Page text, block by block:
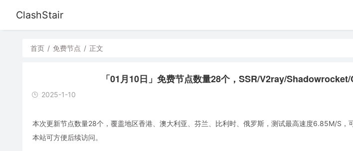
ClashStair
首页 / 免费节点 / 正文
「01月10日」免费节点数量28个，SSR/V2ray/
2025-1-10
本次更新节点数量28个，覆盖地区香港、澳大利亚、芬兰、比利时、俄罗斯，测试最高速度6.85M/S，
本站可方便后续访问。